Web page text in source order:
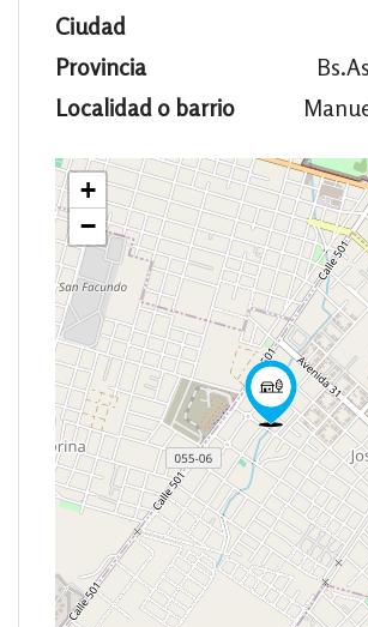
Ciudad
Provincia
Localidad o barrio
+
−